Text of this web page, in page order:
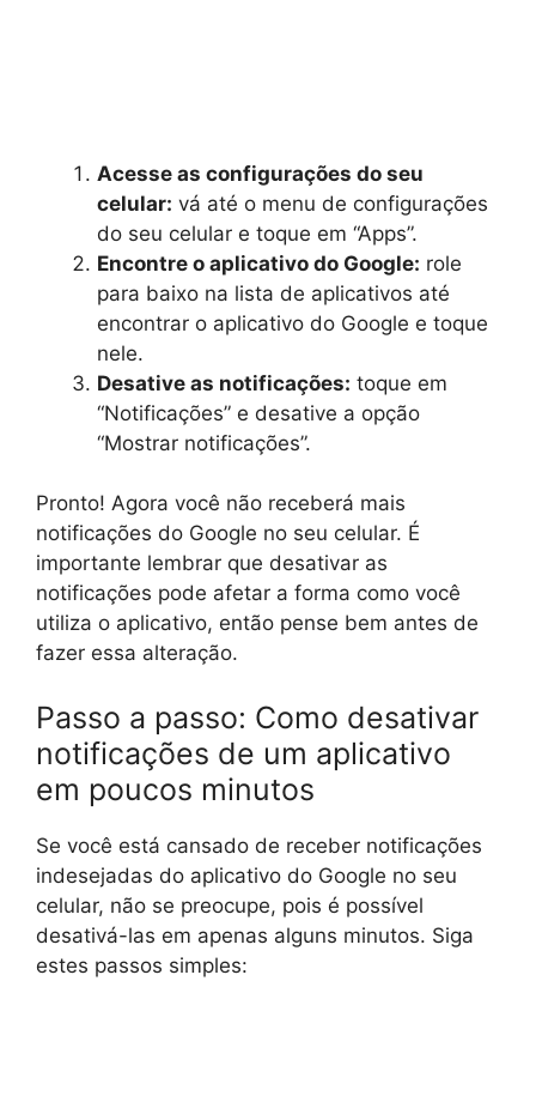
Acesse as configurações do seu
celular: vá até o menu de configurações
do seu celular e toque em “Apps”.
Encontre o aplicativo do Google: role
para baixo na lista de aplicativos até
encontrar o aplicativo do Google e toque
nele.
Desative as notificações: toque em
“Notificações” e desative a opção
“Mostrar notificações”.
Pronto! Agora você não receberá mais
notificações do Google no seu celular. É
importante lembrar que desativar as
notificações pode afetar a forma como você
utiliza o aplicativo, então pense bem antes de
fazer essa alteração.
Passo a passo: Como desativar
notificações de um aplicativo
em poucos minutos
Se você está cansado de receber notificações
indesejadas do aplicativo do Google no seu
celular, não se preocupe, pois é possível
desativá-las em apenas alguns minutos. Siga
estes passos simples: